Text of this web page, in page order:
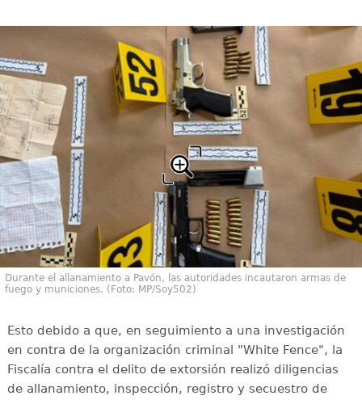
Durante el allanamiento a Pavón, las autoridades incautaron armas de
fuego y municiones. (Foto: MP/Soy502)
Esto debido a que, en seguimiento a una investigación
en contra de la organización criminal "White Fence", la
Fiscalía contra el delito de extorsión realizó diligencias
de allanamiento, inspección, registro y secuestro de